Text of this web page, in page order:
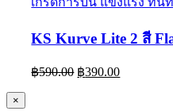
KS Kurve Lite 2 สี
฿590.00 Original
฿390.00Current
Close
×